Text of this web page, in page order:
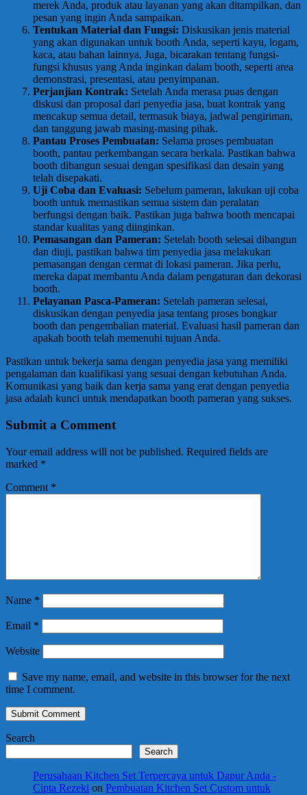
merek Anda, produk atau layanan yang akan ditampilkan, dan
pesan yang ingin Anda sampaikan.
Tentukan Material dan Fungsi: Diskusikan jenis material
yang akan digunakan untuk booth Anda, seperti kayu, logam,
kaca, atau bahan lainnya. Juga, bicarakan tentang fungsi-
fungsi khusus yang Anda inginkan dalam booth, seperti area
demonstrasi, presentasi, atau penyimpanan.
Perjanjian Kontrak: Setelah Anda merasa puas dengan
diskusi dan proposal dari penyedia jasa, buat kontrak yang
mencakup semua detail, termasuk biaya, jadwal pengiriman,
dan tanggung jawab masing-masing pihak.
Pantau Proses Pembuatan: Selama proses pembuatan
booth, pantau perkembangan secara berkala. Pastikan bahwa
booth dibangun sesuai dengan spesifikasi dan desain yang
telah disepakati.
Uji Coba dan Evaluasi: Sebelum pameran, lakukan uji coba
booth untuk memastikan semua sistem dan peralatan
berfungsi dengan baik. Pastikan juga bahwa booth mencapai
standar kualitas yang diinginkan.
Pemasangan dan Pameran: Setelah booth selesai dibangun
dan diuji, pastikan bahwa tim penyedia jasa melakukan
pemasangan dengan cermat di lokasi pameran. Jika perlu,
mereka dapat membantu Anda dalam pengaturan dan dekorasi
booth.
Pelayanan Pasca-Pameran: Setelah pameran selesai,
diskusikan dengan penyedia jasa tentang proses bongkar
booth dan pengembalian material. Evaluasi hasil pameran dan
apakah booth telah memenuhi tujuan Anda.
Pastikan untuk bekerja sama dengan penyedia jasa yang memiliki
pengalaman dan kualifikasi yang sesuai dengan kebutuhan Anda.
Komunikasi yang baik dan kerja sama yang erat dengan penyedia
jasa adalah kunci untuk mendapatkan booth pameran yang sukses.
Submit a Comment
Your email address will not be published. Required fields are
marked *
Comment *
Name *
Email *
Website
Save my name, email, and website in this browser for the next
time I comment.
Search
Search
Perusahaan Kitchen Set Terpercaya untuk Dapur Anda -
Cipta Rezeki on Pembuatan Kitchen Set Custom untuk